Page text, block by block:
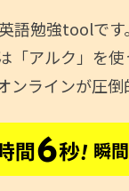
語勉強toolです
アルク」を使
ラインが圧倒